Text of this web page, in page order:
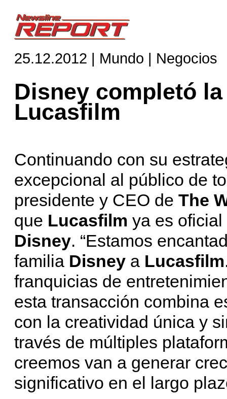
25.12.2012 | Mundo | Negocios
Disney completó
Lucasfilm
Continuando con su
excepcional al público de
presidente y CEO de The
que Lucasfilm ya es
Disney. “Estamos
familia Disney a Lucasfilm
franquicias de
esta transacción combina
con la creatividad única y
través de múltiples
creemos van a generar
significativo en el largo